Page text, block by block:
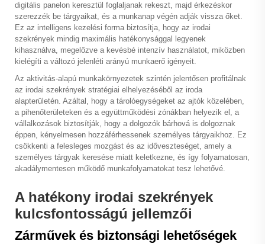
digitális panelon keresztül foglaljanak rekeszt, majd érkezéskor
szerezzék be tárgyaikat, és a munkanap végén adják vissza őket.
Ez az intelligens kezelési forma biztosítja, hogy az irodai
szekrények mindig maximális hatékonysággal legyenek
kihasználva, megelőzve a kevésbé intenzív használatot, miközben
kielégíti a változó jelenléti arányú munkaerő igényeit.
Az aktivitás-alapú munkakörnyezetek szintén jelentősen profitálnak
az irodai szekrények stratégiai elhelyezéséből az iroda
alapterületén. Azáltal, hogy a tárolóegységeket az ajtók közelében,
a pihenőterületeken és a együttműködési zónákban helyezik el, a
vállalkozások biztosítják, hogy a dolgozók bárhová is dolgoznak
éppen, kényelmesen hozzáférhessenek személyes tárgyaikhoz. Ez
csökkenti a felesleges mozgást és az időveszteséget, amely a
személyes tárgyak keresése miatt keletkezne, és így folyamatosan,
akadálymentesen működő munkafolyamatokat tesz lehetővé.
A hatékony irodai szekrények
kulcsfontosságú jellemzői
Zárművek és biztonsági lehetőségek